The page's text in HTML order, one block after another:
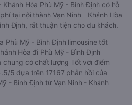
Hòa Phù Mỹ - Bình Định có hỗ
tại nội thành Vạn Ninh - Khánh Hòa
Định, rất thuận tiện cho du khách.
Phù Mỹ - Bình Định limousine tốt
Hòa đi Phù Mỹ - Bình Định
chung có chất lượng Tốt với điểm
5 dựa trên 17167 phản hồi của
- Bình Định từ Vạn Ninh - Khánh